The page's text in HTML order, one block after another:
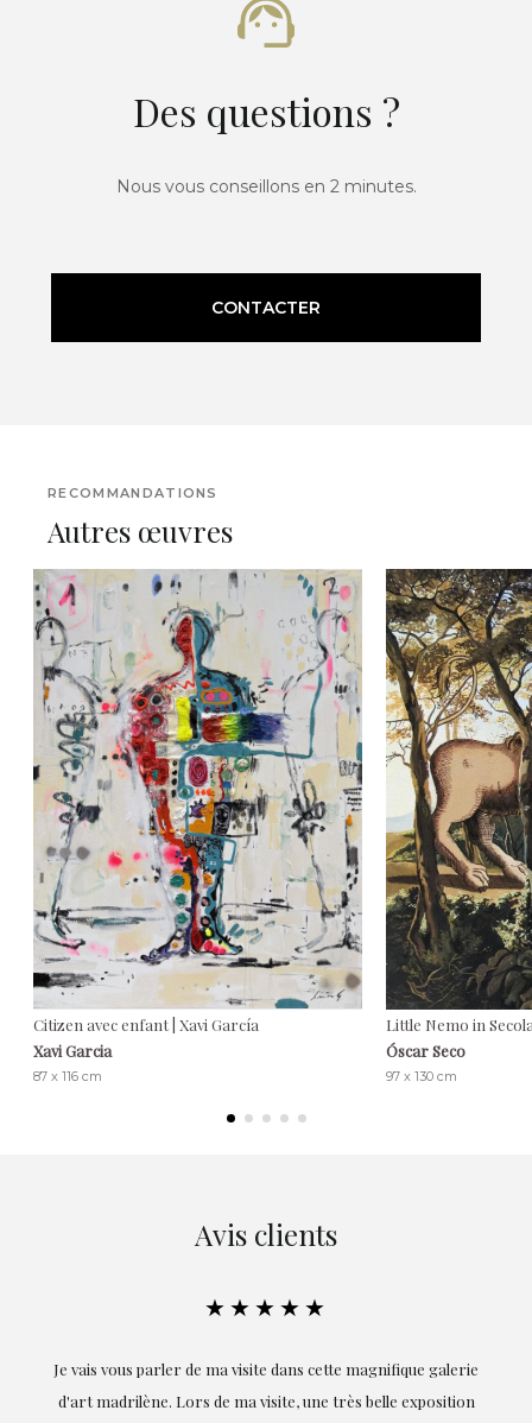
Des questions ?
Nous vous conseillons en 2 minutes.
CONTACTER
RECOMMANDATIONS
Autres œuvres
Citizen avec enfant | Xavi García
Xavi Garcia
87 x 116 cm
Little Nemo in
Óscar Seco
97 x 130 cm
Avis clients
★★★★★
Je vais vous parler de ma visite dans cette magnifique galerie
d'art madrilène. Lors de ma visite, une très belle exposition